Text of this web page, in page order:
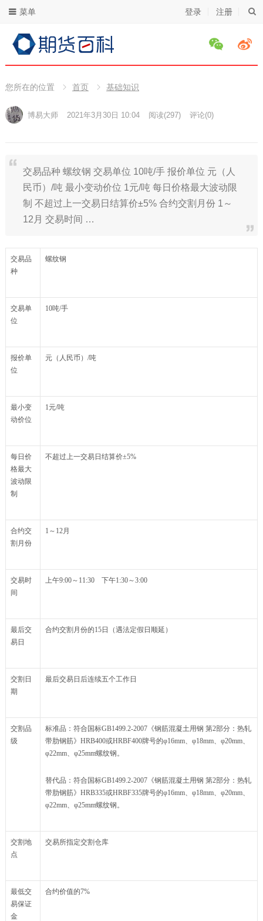
登录 注册
菜单
您所在的位置 首页 基础知识
博易大师 2021年3月30日 10:04 阅读(297) 评论(0)
交易品种 螺纹钢 交易单位 10吨/手 报价单位 元（人
民币）/吨 最小变动价位 1元/吨 每日价格最大波动限
制 不超过上一交易日结算价±5% 合约交割月份 1～
12月 交易时间 …
交易品
种
螺纹钢
交易单
位
10吨/手
报价单
位
元（人民币）/吨
最小变
动价位
1元/吨
每日价
格最大
波动限
制
不超过上一交易日结算价±5%
合约交
割月份
1～12月
交易时
间
上午9:00～11:30 下午1:30～3:00
最后交
易日
合约交割月份的15日（遇法定假日顺延）
交割日
期
最后交易日后连续五个工作日
交割品
级
标准品：符合国标GB1499.2-2007《钢筋混凝土用钢 第2部分：热轧
带肋钢筋》HRB400或HRBF400牌号的φ16mm、φ18mm、φ20mm、
φ22mm、φ25mm螺纹钢。
替代品：符合国标GB1499.2-2007《钢筋混凝土用钢 第2部分：热轧
带肋钢筋》HRB335或HRBF335牌号的φ16mm、φ18mm、φ20mm、
φ22mm、φ25mm螺纹钢。
交割地
点
交易所指定交割仓库
最低交
易保证
金
合约价值的7%